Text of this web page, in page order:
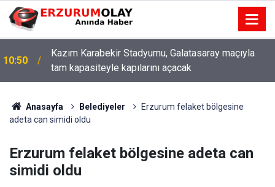
10:50
Kazım Karabekir Stadyumu, Galatasaray maçıyla
tam kapasiteyle kapılarını açacak
Anasayfa Belediyeler
Erzurum felaket bölgesine
adeta can simidi oldu
Erzurum felaket bölgesine adeta can
simidi oldu